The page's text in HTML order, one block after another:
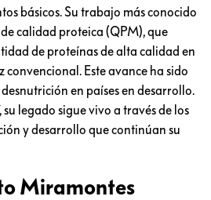
básicos. Su trabajo más conocido
calidad proteica (QPM), que
de proteínas de alta calidad en
convencional. Este avance ha sido
en países en desarrollo.
legado sigue vivo a través de los
y desarrollo que continúan su
Miramontes